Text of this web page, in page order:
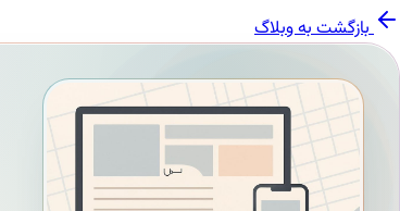
بازگشت به وبلاگ